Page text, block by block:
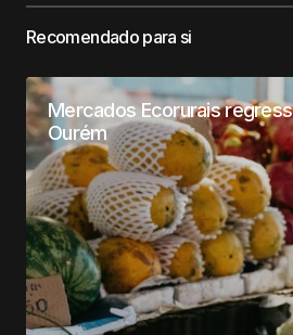
Recomendado para si
Mercados Ecorurais
Ourém